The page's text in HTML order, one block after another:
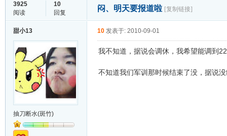
3925
阅读
10
回复
闷、明天要报道啦 [复制链接]
甜小13
抽刀断水(斑竹)
10 发表于: 2010-09-01
我不知道，据说会调休，我希望能调到
不知道我们军训那时候结束了没，据说